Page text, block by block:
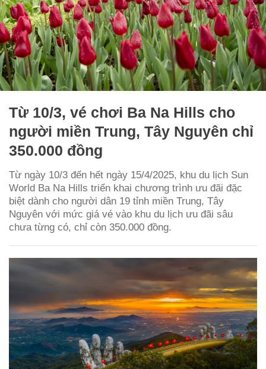
Từ 10/3, vé chơi Ba Na Hills cho
người miền Trung, Tây Nguyên chỉ
350.000 đồng
Từ ngày 10/3 đến hết ngày 15/4/2025, khu du lịch Sun
World Ba Na Hills triển khai chương trình ưu đãi đặc
biệt dành cho người dân 19 tỉnh miền Trung, Tây
Nguyên với mức giá vé vào khu du lịch ưu đãi sâu
chưa từng có, chỉ còn 350.000 đồng.